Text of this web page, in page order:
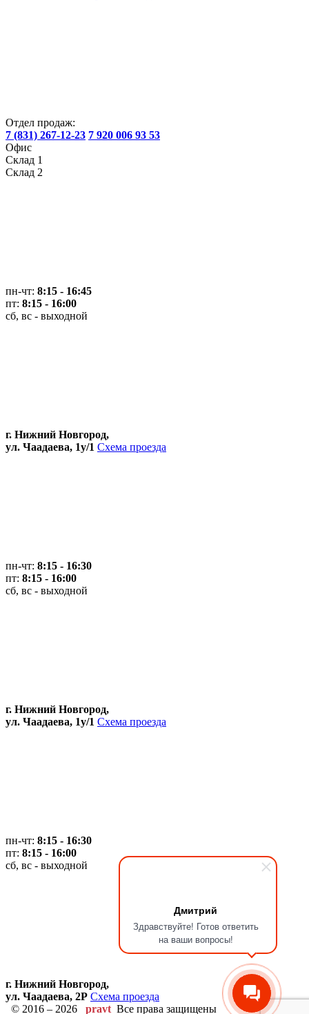
Дмитрий
Здравствуйте! Готов ответить
на ваши вопросы!
Отдел продаж:
7 (831) 267-12-23 7 920 006 93 53
Офис
Склад 1
Склад 2
пн-чт: 8:15 - 16:45
пт: 8:15 - 16:00
сб, вс - выходной
г. Нижний Новгород,
ул. Чаадаева, 1у/1 Схема проезда
пн-чт: 8:15 - 16:30
пт: 8:15 - 16:00
сб, вс - выходной
г. Нижний Новгород,
ул. Чаадаева, 1у/1 Схема проезда
пн-чт: 8:15 - 16:30
пт: 8:15 - 16:00
сб, вс - выходной
г. Нижний Новгород,
ул. Чаадаева, 2Р Схема проезда
© 2016 – 2026 pravtВсе права защищены